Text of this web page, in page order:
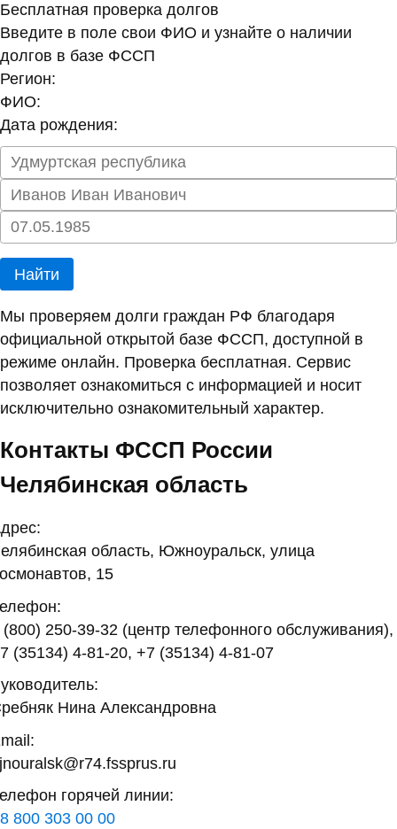
Бесплатная проверка долгов
Введите в поле свои ФИО и узнайте о наличии
долгов в базе ФССП
Регион:
ФИО:
Дата рождения:
Найти
Мы проверяем долги граждан РФ благодаря
официальной открытой базе ФССП, доступной в
режиме онлайн. Проверка бесплатная. Сервис
позволяет ознакомиться с информацией и носит
исключительно ознакомительный характер.
Контакты ФССП России
Челябинская область
область, Южноуральск, улица
15
(800) 250-39-32 (центр телефонного обслуживания),
(35134) 4-81-20, +7 (35134) 4-81-07
Нина Александровна
горячей линии:
8 800 303 00 00